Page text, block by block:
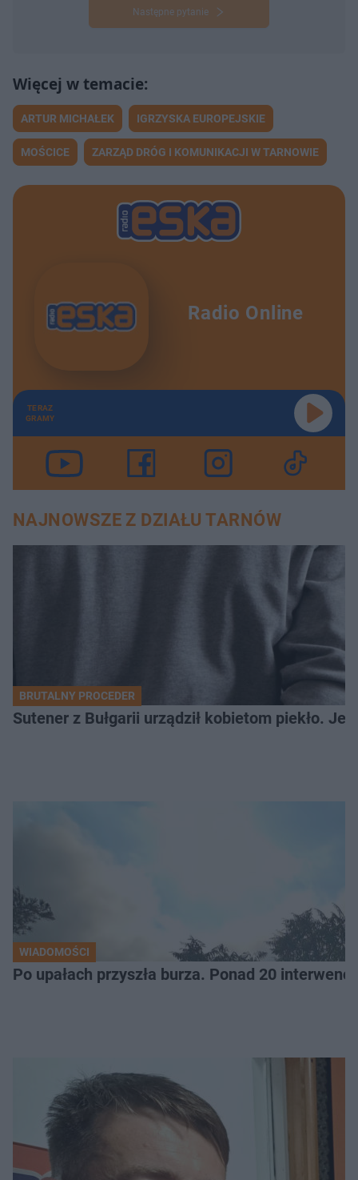
Następne pytanie
ARTUR MICHAŁEK IGRZYSKA EUROPEJSKIE
MOŚCICE ZARZĄD DRÓG I KOMUNIKACJI W TARNOWIE
Radio Online
TERAZ
GRAMY
NAJNOWSZE Z DZIAŁU TARNÓW
BRUTALNY PROCEDER
Sutener z Bułgarii urządził kobietom piekło.
WIADOMOŚCI
Po upałach przyszła burza. Ponad 20